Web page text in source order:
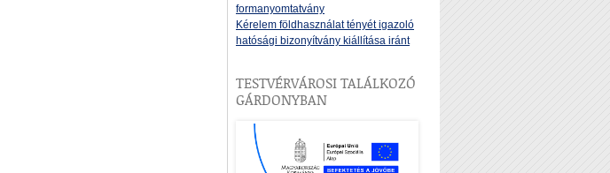
formanyomtatvány
Kérelem földhasználat tényét igazoló
hatósági bizonyítvány kiállítása iránt
TESTVÉRVÁROSI TALÁLKOZÓ
GÁRDONYBAN